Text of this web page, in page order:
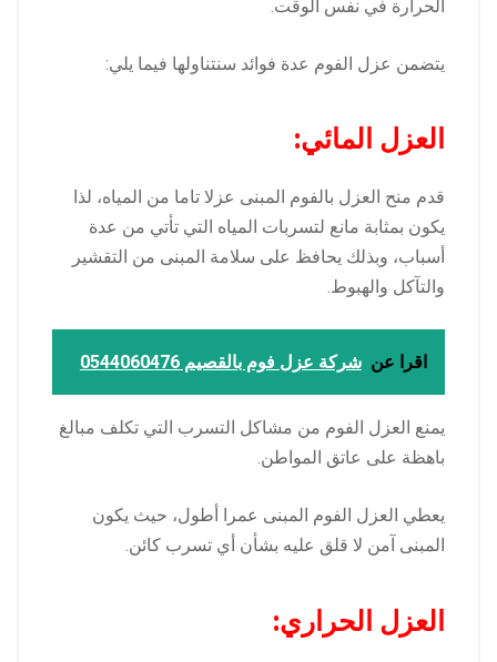
الحرارة في نفس الوقت.
يتضمن عزل الفوم عدة فوائد سنتناولها فيما يلي:
العزل المائي:
قدم منح العزل بالفوم المبنى عزلا تاما من المياه، لذا
يكون بمثابة مانع لتسربات المياه التي تأتي من عدة
أسباب، وبذلك يحافظ على سلامة المبنى من التقشير
والتآكل والهبوط.
اقرا عن شركة عزل فوم بالقصيم 0544060476
يمنع العزل الفوم من مشاكل التسرب التي تكلف مبالغ
باهظة على عاتق المواطن.
يعطي العزل الفوم المبنى عمرا أطول، حيث يكون
المبنى آمن لا قلق عليه بشأن أي تسرب كائن.
العزل الحراري: